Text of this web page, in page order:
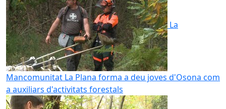
La
Mancomunitat La Plana forma a deu joves d'Osona com
a auxiliars d'activitats forestals